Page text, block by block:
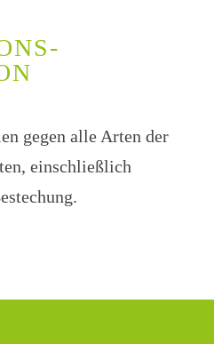
gegen alle Arten der
einschließlich